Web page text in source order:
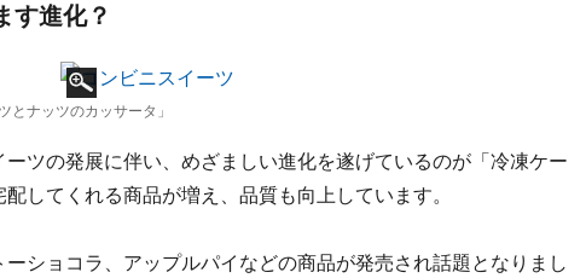
す進化？
とナッツのカッサータ」
ツの発展に伴い、めざましい進化を遂げているのが「冷凍ケー
してくれる商品が増え、品質も向上しています。
ショコラ、アップルパイなどの商品が発売され話題となりまし